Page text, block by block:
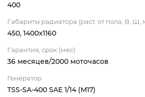
400
Габариты радиатора (раст. от пола, В, Ш,
450, 1400x1160
Гарантия, срок (мес)
36 месяцев/2000 моточасов
Генератор
TSS-SA-400 SAE 1/14 (М17)